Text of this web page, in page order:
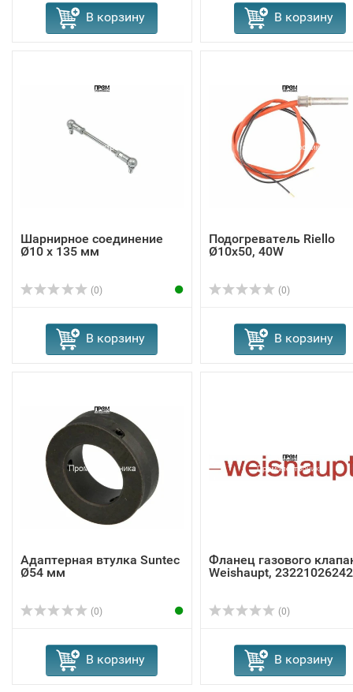
В корзину В корзину
Шарнирное соединение
Ø10 x 135 мм
(0)
В корзину
Подогреватель Riello
Ø10x50, 40W
(0)
В корзину
Адаптерная втулка Suntec
Ø54 мм
(0)
В корзину
Фланец газового
Weishaupt, 23221026242
(0)
В корзину